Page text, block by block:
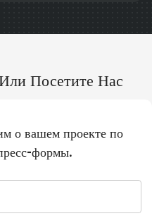
Посетите Нас
о вашем проекте по
формы.